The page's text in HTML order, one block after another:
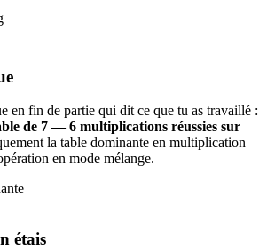
en fin de partie qui dit ce que tu as travaillé :
de 7 — 6 multiplications réussies sur
la table dominante en multiplication
en mode mélange.
étais